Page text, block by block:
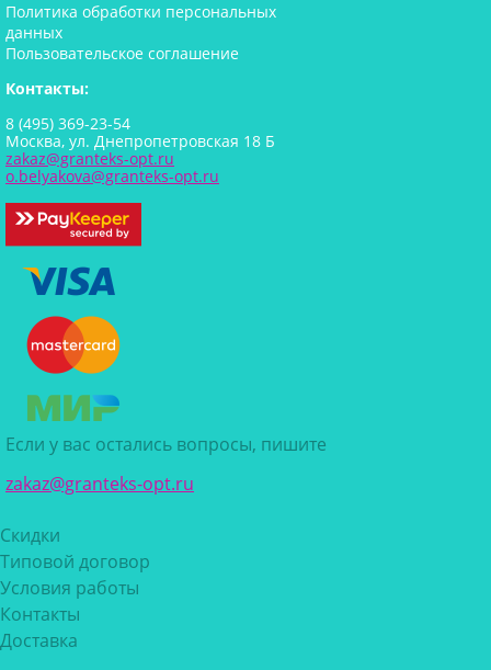
Политика обработки персональных
данных
Пользовательское соглашение
Контакты:
8 (495) 369-23-54
Москва, ул. Днепропетровская 18 Б
zakaz@granteks-opt.ru
o.belyakova@granteks-opt.ru
Если у вас остались вопросы, пишите
zakaz@granteks-opt.ru
Скидки
Типовой договор
Условия работы
Контакты
Доставка